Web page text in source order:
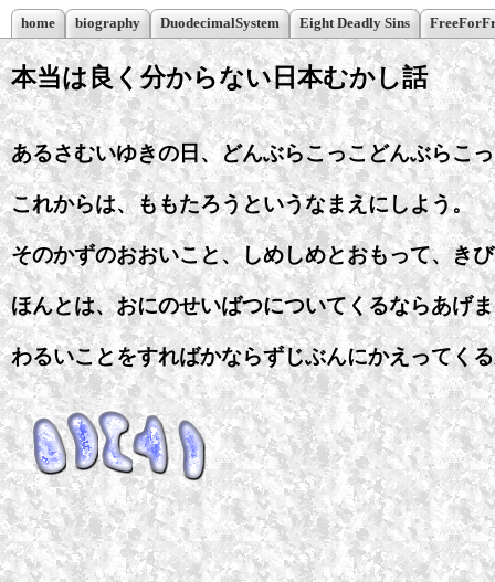
home biography DuodecimalSystem Eight Deadly Sins
本当は良く分からない日本むかし話
あるさむいゆきの日、どんぶらこっこどんぶらこ
これからは、ももたろうというなまえにしよう。
そのかずのおおいこと、しめしめとおもって、き
ほんとは、おにのせいばつについてくるならあげ
わるいことをすればかならずじぶんにかえってく